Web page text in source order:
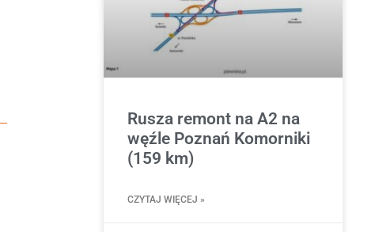
Rusza remont na A2 na
węźle Poznań Komorniki
(159 km)
CZYTAJ WIĘCEJ »